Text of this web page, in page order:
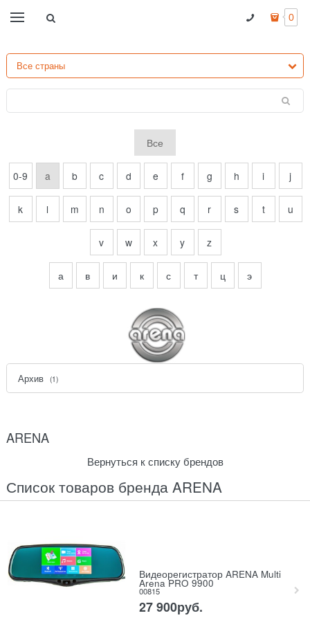
0
Все
0-9 a b c d e f g h i j
k l m n o p q r s t u
v w x y z
а в и к с т ц э
Архив (1)
ARENA
Вернуться к списку брендов
Список товаров бренда ARENA
Видеорегистратор ARENA Multi
Arena PRO 9900
00815
27 900руб.